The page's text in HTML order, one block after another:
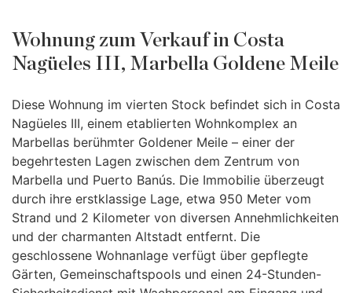
Wohnung zum Verkauf in Costa
Nagüeles III, Marbella Goldene Meile
Diese Wohnung im vierten Stock befindet sich in Costa
Nagüeles III, einem etablierten Wohnkomplex an
Marbellas berühmter Goldener Meile – einer der
begehrtesten Lagen zwischen dem Zentrum von
Marbella und Puerto Banús. Die Immobilie überzeugt
durch ihre erstklassige Lage, etwa 950 Meter vom
Strand und 2 Kilometer von diversen Annehmlichkeiten
und der charmanten Altstadt entfernt. Die
geschlossene Wohnanlage verfügt über gepflegte
Gärten, Gemeinschaftspools und einen 24-Stunden-